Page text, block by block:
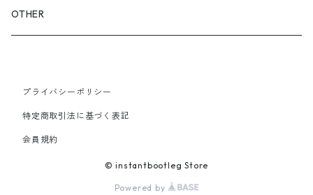
GLOVES&SCARF
SHOULDER
SMALL BAG
TOY
PINS& PINBACK
SOX
OTHER
プライバシーポリシー
特定商取引法に基づく表記
会員規約
© instantbootleg Store
Powered by